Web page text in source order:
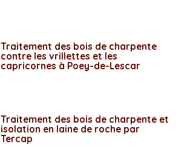
Traitement des bois de charpente
contre les vrillettes et les
capricornes à Poey-de-Lescar
Traitement des bois de charpente et
isolation en laine de roche par
Tercap